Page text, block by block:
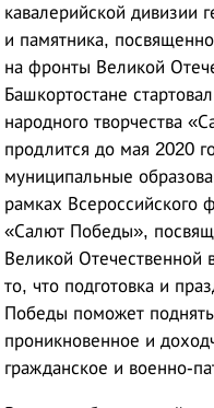
кавалерийской дивизии
и памятника,
на фронты Великой
Башкортостане
народного творчества
продлится до мая 2020
муниципальные
рамках Всероссийского
«Салют Победы»,
Великой Отечественной
то, что подготовка и
Победы поможет
проникновенное и
гражданское и военно-